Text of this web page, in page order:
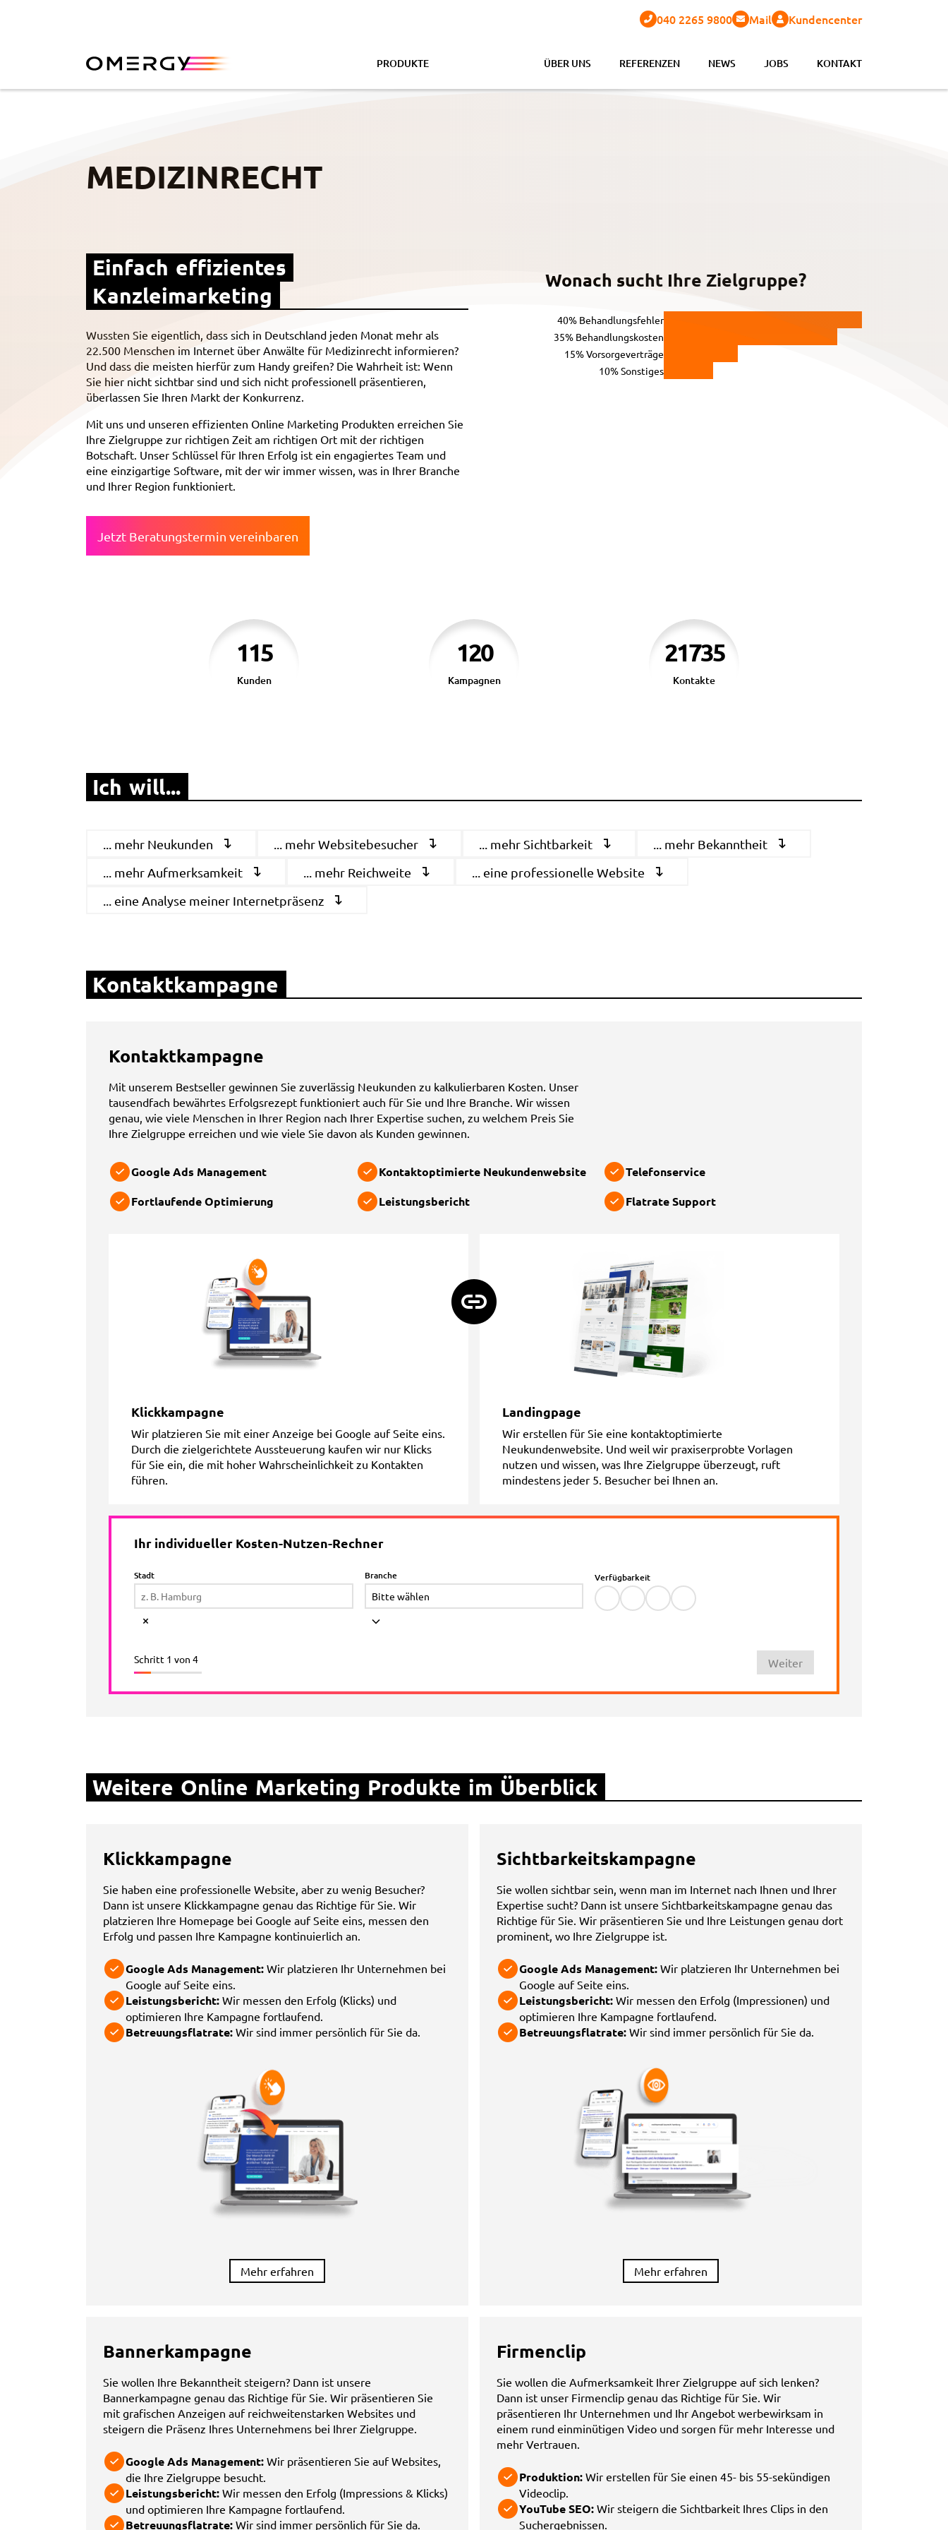
040 2265 9800 Mail Kundencenter
PRODUKTE ÜBER UNS REFERENZEN NEWS JOBS KONTAKT
MEDIZINRECHT
Einfach effizientes
Kanzleimarketing
Wussten Sie eigentlich, dass sich in Deutschland jeden Monat mehr als
22.500 Menschen im Internet über Anwälte für Medizinrecht informieren?
Und dass die meisten hierfür zum Handy greifen? Die Wahrheit ist: Wenn
Sie hier nicht sichtbar sind und sich nicht professionell präsentieren,
überlassen Sie Ihren Markt der Konkurrenz.
Mit uns und unseren effizienten Online Marketing Produkten erreichen Sie
Ihre Zielgruppe zur richtigen Zeit am richtigen Ort mit der richtigen
Botschaft. Unser Schlüssel für Ihren Erfolg ist ein engagiertes Team und
eine einzigartige Software, mit der wir immer wissen, was in Ihrer Branche
und Ihrer Region funktioniert.
Jetzt Beratungstermin vereinbaren
Wonach sucht Ihre Zielgruppe?
40% Behandlungsfehler
35% Behandlungskosten
15%Vorsorgeverträge
10%Sonstiges
115
Kunden
120
Kampagnen
21735
Kontakte
Ich will...
... mehr Neukunden ... mehr Websitebesucher ... mehr Sichtbarkeit
... mehr Bekanntheit
... mehr Aufmerksamkeit
... mehr Reichweite
... eine professionelle Website
... eine Analyse meiner Internetpräsenz
Kontaktkampagne
Kontaktkampagne
Mit unserem Bestseller gewinnen Sie zuverlässig Neukunden zu kalkulierbaren Kosten. Unser
tausendfach bewährtes Erfolgsrezept funktioniert auch für Sie und Ihre Branche. Wir wissen
genau, wie viele Menschen in Ihrer Region nach Ihrer Expertise suchen, zu welchem Preis Sie
Ihre Zielgruppe erreichen und wie viele Sie davon als Kunden gewinnen.
Google Ads Management Kontaktoptimierte Neukundenwebsite
Telefonservice
Fortlaufende Optimierung
Leistungsbericht Flatrate Support
Klickkampagne
Wir platzieren Sie mit einer Anzeige bei Google auf Seite eins.
Durch die zielgerichtete Aussteuerung kaufen wir nur Klicks
für Sie ein, die mit hoher Wahrscheinlichkeit zu Kontakten
führen.
Landingpage
Wir erstellen für Sie eine kontaktoptimierte
Neukundenwebsite. Und weil wir praxiserprobte Vorlagen
nutzen und wissen, was Ihre Zielgruppe überzeugt, ruft
mindestens jeder 5. Besucher bei Ihnen an.
Ihr individueller Kosten-Nutzen-Rechner
Stadt Branche Verfügbarkeit
Schritt 1 von 4 Weiter
Weitere Online Marketing Produkte im Überblick
Klickkampagne
Sie haben eine professionelle Website, aber zu wenig Besucher?
Dann ist unsere Klickkampagne genau das Richtige für Sie. Wir
platzieren Ihre Homepage bei Google auf Seite eins, messen den
Erfolg und passen Ihre Kampagne kontinuierlich an.
Google Ads Management: Wir platzieren Ihr Unternehmen bei
Google auf Seite eins.
Leistungsbericht: Wir messen den Erfolg (Klicks) und
optimieren Ihre Kampagne fortlaufend.
Betreuungsflatrate: Wir sind immer persönlich für Sie da.
Mehr erfahren
Sichtbarkeitskampagne
Sie wollen sichtbar sein, wenn man im Internet nach Ihnen und Ihrer
Expertise sucht? Dann ist unsere Sichtbarkeitskampagne genau das
Richtige für Sie. Wir präsentieren Sie und Ihre Leistungen genau dort
prominent, wo Ihre Zielgruppe ist.
Google Ads Management: Wir platzieren Ihr Unternehmen bei
Google auf Seite eins.
Leistungsbericht: Wir messen den Erfolg (Impressionen) und
optimieren Ihre Kampagne fortlaufend.
Betreuungsflatrate: Wir sind immer persönlich für Sie da.
Mehr erfahren
Bannerkampagne
Sie wollen Ihre Bekanntheit steigern? Dann ist unsere
Bannerkampagne genau das Richtige für Sie. Wir präsentieren Sie
mit grafischen Anzeigen auf reichweitenstarken Websites und
steigern die Präsenz Ihres Unternehmens bei Ihrer Zielgruppe.
Google Ads Management: Wir präsentieren Sie auf Websites,
die Ihre Zielgruppe besucht.
Leistungsbericht: Wir messen den Erfolg (Impressions & Klicks)
und optimieren Ihre Kampagne fortlaufend.
Betreuungsflatrate: Wir sind immer persönlich für Sie da.
Firmenclip
Sie wollen die Aufmerksamkeit Ihrer Zielgruppe auf sich lenken?
Dann ist unser Firmenclip genau das Richtige für Sie. Wir
präsentieren Ihr Unternehmen und Ihr Angebot werbewirksam in
einem rund einminütigen Video und sorgen für mehr Interesse und
mehr Vertrauen.
Produktion: Wir erstellen für Sie einen 45- bis 55-sekündigen
Videoclip.
YouTube SEO: Wir steigern die Sichtbarkeit Ihres Clips in den
Suchergebnissen.